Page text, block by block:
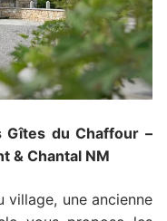
du Chaffour –
& Chantal NM
une ancienne